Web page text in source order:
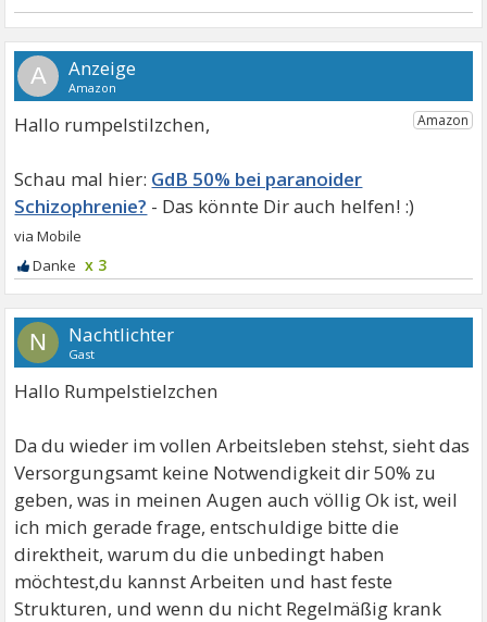
A
Hallo rumpelstilzchen,
GdB 50% bei paranoider
Schizophrenie?
x 3
N Nachtlichter
Gast
Hallo Rumpelstielzchen
Da du wieder im vollen Arbeitsleben stehst, sieht das
Versorgungsamt keine Notwendigkeit dir 50% zu
geben, was in meinen Augen auch völlig Ok ist, weil
ich mich gerade frage, entschuldige bitte die
direktheit, warum du die unbedingt haben
möchtest,du kannst Arbeiten und hast feste
Strukturen, und wenn du nicht Regelmäßig krank